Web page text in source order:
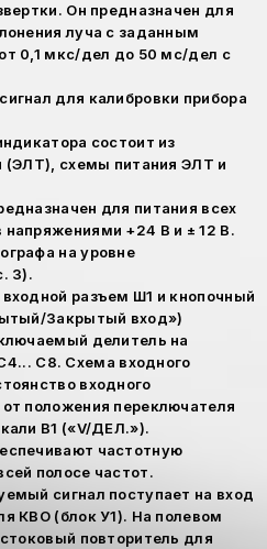
Он предназначен для
луча с заданным
0,1 мкс/дел до 50 мс/дел с
для калибровки прибора
состоит из
(ЭЛТ), схемы питания ЭЛТ и
для питания всех
+24 В и ± 12 В.
на уровне
3).
разъем Ш1 и кнопочный
Закрытый вход»)
делитель на
С8. Схема входного
входного
положения переключателя
В1 («V/ДЕЛ.»).
частотную
полосе частот.
сигнал поступает на вход
КВО (блок У1). На полевом
повторитель для